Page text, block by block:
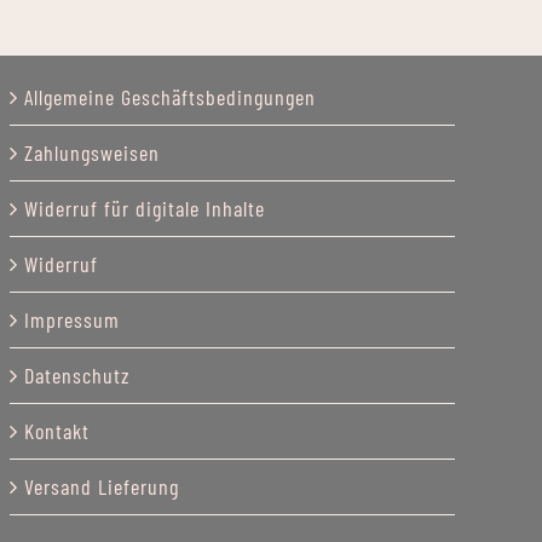
Allgemeine Geschäftsbedingungen
Zahlungsweisen
Widerruf für digitale Inhalte
Widerruf
Impressum
Datenschutz
Kontakt
Versand Lieferung